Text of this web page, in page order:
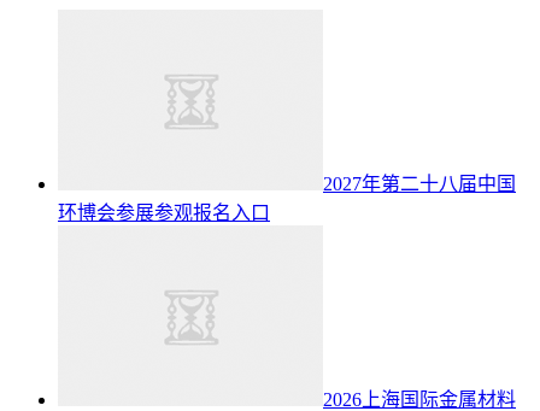
2027年第二十八届中国
环博会参展参观报名入口
2026上海国际金属材料